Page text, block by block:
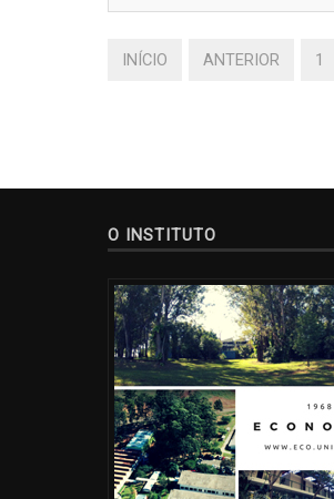
INÍCIO ANTERIOR 1
O INSTITUTO